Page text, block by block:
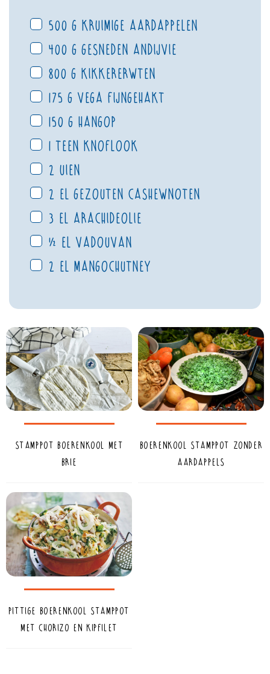
500 g kruimige aardappelen
400 g gesneden andijvie
800 g kikkererwten
175 g vega fijngehakt
150 g hangop
1 teen knoflook
2 uien
2 el gezouten cashewnoten
3 el arachideolie
½ el vadouvan
2 el mangochutney
Stamppot boerenkool met
brie
Boerenkool stamppot zonder
aardappels
Pittige boerenkool stamppot
met chorizo en kipfilet